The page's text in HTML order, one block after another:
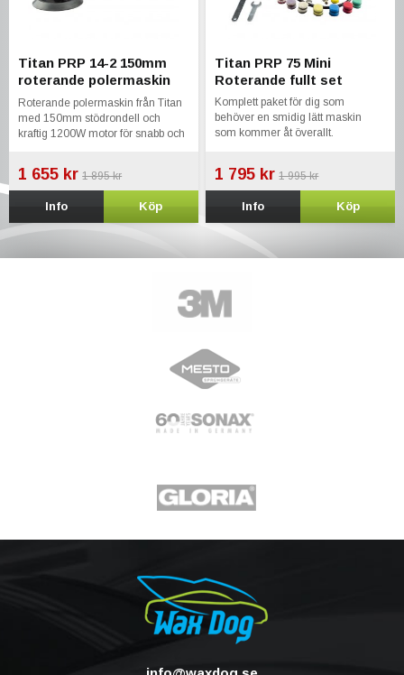
Titan PRP 14-2 150mm
roterande polermaskin
1200watt
Roterande polermaskin från Titan
med 150mm stödrondell och
kraftig 1200W motor för snabb och
1 655 kr 1 895 kr
Info Köp
Titan PRP 75 Mini
Roterande fullt set
Komplett paket för dig som
behöver en smidig lätt maskin
som kommer åt överallt.
1 795 kr 1 995 kr
Info Köp